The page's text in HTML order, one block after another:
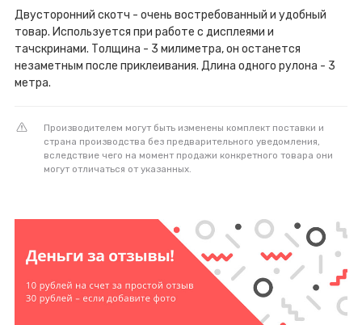
Двусторонний скотч - очень востребованный и удобный
товар. Используется при работе с дисплеями и
тачскринами. Толщина - 3 милиметра, он останется
незаметным после приклеивания. Длина одного рулона - 3
метра.
Производителем могут быть изменены комплект поставки и
страна производства без предварительного уведомления,
вследствие чего на момент продажи конкретного товара они
могут отличаться от указанных.